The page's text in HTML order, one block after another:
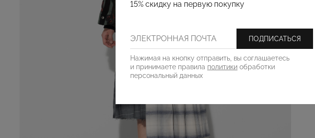
15% скидку на первую покупку
ПОДПИСАТЬСЯ
Нажимая на кнопку отправить, вы соглашаетесь
и принимаете правила политики обработки
персональный данных